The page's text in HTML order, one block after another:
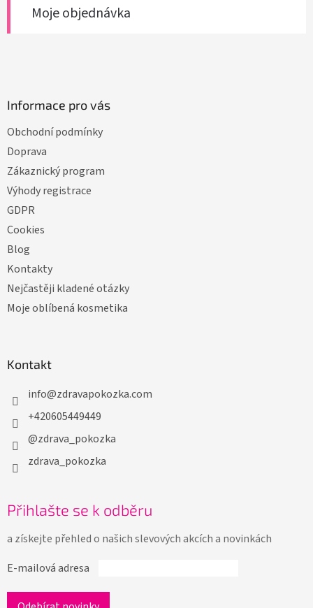
Moje objednávka
Informace pro vás
Obchodní podmínky
Doprava
Zákaznický program
Výhody registrace
GDPR
Cookies
Blog
Kontakty
Nejčastěji kladené otázky
Moje oblíbená kosmetika
Kontakt
info@zdravapokozka.com
+420605449449
@zdrava_pokozka
zdrava_pokozka
Přihlašte se k odběru
a získejte přehled o našich slevových akcích a novinkách
E-mailová adresa